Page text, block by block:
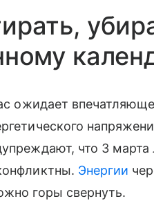
ожидает
что 3
Энергии
горы свернуть.